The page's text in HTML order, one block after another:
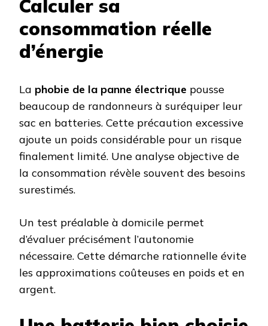
Calculer sa
consommation réelle
d’énergie
La phobie de la panne électrique pousse
beaucoup de randonneurs à suréquiper leur
sac en batteries. Cette précaution excessive
ajoute un poids considérable pour un risque
finalement limité. Une analyse objective de
la consommation révèle souvent des besoins
surestimés.
Un test préalable à domicile permet
d’évaluer précisément l’autonomie
nécessaire. Cette démarche rationnelle évite
les approximations coûteuses en poids et en
argent.